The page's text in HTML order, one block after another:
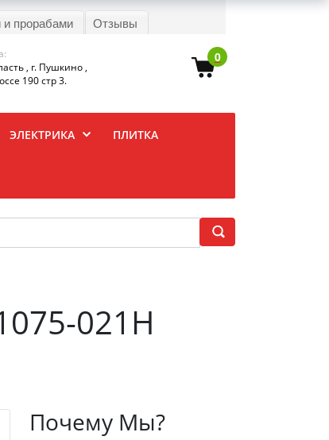
и прорабами Отзывы
0
, г. Пушкино ,
190 стр 3.
ЭЛЕКТРИКА ПЛИТКА
021Н
Почему Мы?